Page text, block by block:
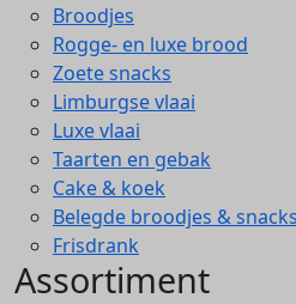
Broodjes
Rogge- en luxe brood
Zoete snacks
Limburgse vlaai
Luxe vlaai
Taarten en gebak
Cake & koek
Belegde broodjes & snacks
Frisdrank
Assortiment